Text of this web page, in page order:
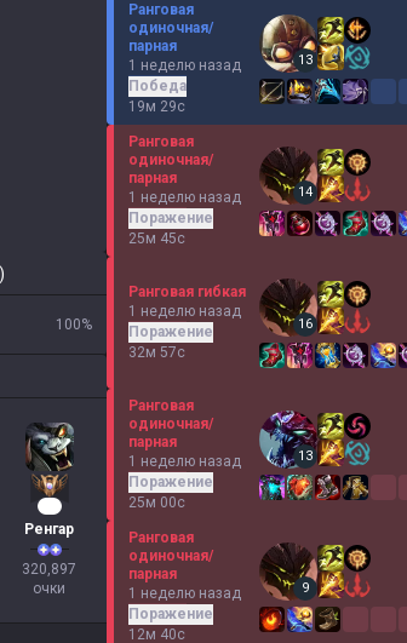
100%
Ренгар
320,897
очки
Ранговая
одиночная/
парная
1 неделю назад
Победа
19м 29с
13
Ранговая
одиночная/
парная
1 неделю назад
Поражение
25м 45с
14
Ранговая гибкая
1 неделю назад
Поражение
32м 57с
16
Ранговая
одиночная/
парная
1 неделю назад
Поражение
25м 00с
13
Ранговая
одиночная/
парная
1 неделю назад
Поражение
12м 40с
9